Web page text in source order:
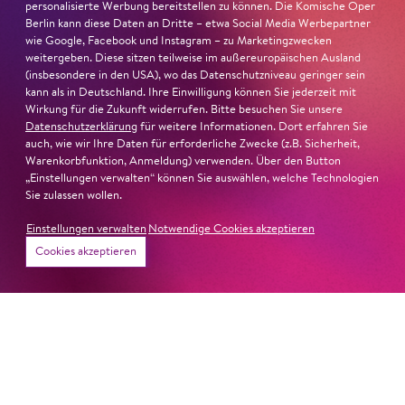
personalisierte Werbung bereitstellen zu können. Die Komische Oper
Berlin kann diese Daten an Dritte – etwa Social Media Werbepartner
wie Google, Facebook und Instagram – zu Marketingzwecken
weitergeben. Diese sitzen teilweise im außereuropäischen Ausland
(insbesondere in den USA), wo das Datenschutzniveau geringer sein
kann als in Deutschland. Ihre Einwilligung können Sie jederzeit mit
Wirkung für die Zukunft widerrufen. Bitte besuchen Sie unsere
Datenschutzerklärung für weitere Informationen. Dort erfahren Sie
auch, wie wir Ihre Daten für erforderliche Zwecke (z.B. Sicherheit,
Warenkorbfunktion, Anmeldung) verwenden. Über den Button
„Einstellungen verwalten“ können Sie auswählen, welche Technologien
Sie zulassen wollen.
Einstellungen verwalten Notwendige Cookies akzeptieren
Cookies akzeptieren